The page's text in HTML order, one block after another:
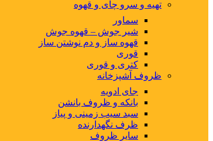
تهیه و سرو چای و قهوه
سماور
شیر جوش – قهوه جوش
قهوه ساز و دم نوشتن ساز
قوری
کتری و قوری
ظروف آشپزخانه
جای ادویه
بانکه و ظروف بانشن
سبد سیب زمینی و پیاز
ظرف نگهدارنده
سایر ظروف